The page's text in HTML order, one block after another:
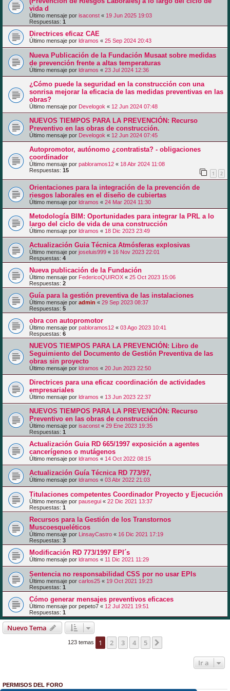
vida d
Último mensaje por isaconst « 19 Jun 2025 19:03
Respuestas: 1
Directrices eficaz CAE
Último mensaje por ldramos « 25 Sep 2024 20:43
Nueva Publicación de la Fundación Musaat sobre medidas
de prevención frente a altas temperaturas
Último mensaje por ldramos « 23 Jul 2024 12:36
¿Cómo puede la seguridad en la construcción con una
sonrisa mejorar la eficacia de las medidas preventivas en las
obras?
Último mensaje por Develogok « 12 Jun 2024 07:48
NUEVOS TIEMPOS PARA LA PREVENCIÓN: Recurso
Preventivo en las obras de construcción.
Último mensaje por Develogok « 12 Jun 2024 07:45
Autopromotor, autónomo ¿contratista? - obligaciones
coordinador
Último mensaje por pabloramos12 « 18 Abr 2024 11:08
Respuestas: 15 1 2
Orientaciones para la integración de la prevención de
riesgos laborales en el diseño de cubiertas
Último mensaje por ldramos « 24 Mar 2024 11:30
Metodología BIM: Oportunidades para integrar la PRL a lo
largo del ciclo de vida de una construcción
Último mensaje por ldramos « 18 Dic 2023 23:49
Actualización Guia Técnica Atmósferas explosivas
Último mensaje por joseluis999 « 16 Nov 2023 22:01
Respuestas: 4
Nueva publicación de la Fundación
Último mensaje por FedericoQUIROX « 25 Oct 2023 15:06
Respuestas: 2
Guía para la gestión preventiva de las instalaciones
Último mensaje por admin « 29 Sep 2023 08:37
Respuestas: 5
obra con autopromotor
Último mensaje por pabloramos12 « 03 Ago 2023 10:41
Respuestas: 6
NUEVOS TIEMPOS PARA LA PREVENCIÓN: Libro de
Seguimiento del Documento de Gestión Preventiva de las
obras sin proyecto
Último mensaje por ldramos « 20 Jun 2023 22:50
Directrices para una eficaz coordinación de actividades
empresariales
Último mensaje por ldramos « 13 Jun 2023 22:37
NUEVOS TIEMPOS PARA LA PREVENCIÓN: Recurso
Preventivo en las obras de construcción
Último mensaje por isaconst « 29 Ene 2023 19:35
Respuestas: 1
Actualización Guia RD 665/1997 exposición a agentes
cancerígenos o mutágenos
Último mensaje por ldramos « 14 Oct 2022 08:15
Actualización Guía Técnica RD 773/97,
Último mensaje por ldramos « 03 Abr 2022 21:03
Titulaciones competentes Coordinador Proyecto y Ejecución
Último mensaje por pausegui « 22 Dic 2021 13:37
Respuestas: 1
Recursos para la Gestión de los Transtornos
Muscoesqueléticos
Último mensaje por LinsayCastro « 16 Dic 2021 17:19
Respuestas: 3
Modificación RD 773/1997 EPI´s
Último mensaje por ldramos « 11 Dic 2021 11:29
Sentencia no responsabilidad CSS por no usar EPIs
Último mensaje por carlos25 « 19 Oct 2021 19:23
Respuestas: 1
Cómo generar mensajes preventivos eficaces
Último mensaje por pepeto7 « 12 Jul 2021 19:51
Respuestas: 1
Nuevo Tema
123 temas 1 2 3 4 5
Ir a
PERMISOS DEL FORO